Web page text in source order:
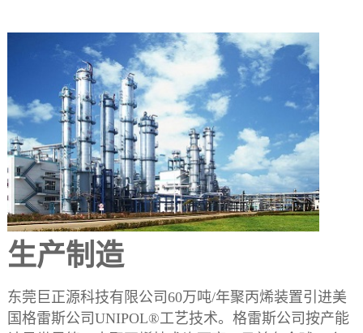
生产制造
东莞巨正源科技有限公司60万吨/年聚丙烯装置引进美
国格雷斯公司UNIPOL®工艺技术。格雷斯公司按产能